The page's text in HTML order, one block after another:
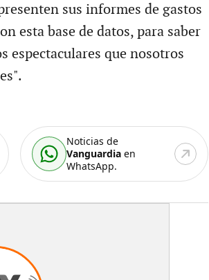
sus informes de gastos
esta base de datos, para saber
espectaculares que nosotros
Noticias de
Vanguardia en
WhatsApp.